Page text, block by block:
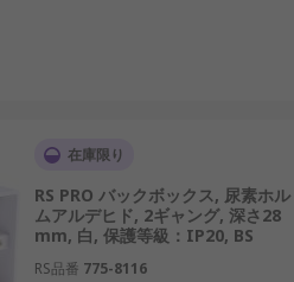
在庫限り
RS PRO バックボックス, 尿素ホル
ムアルデヒド, 2ギャング, 深さ28
mm, 白, 保護等級：IP20, BS
RS品番 775-8116